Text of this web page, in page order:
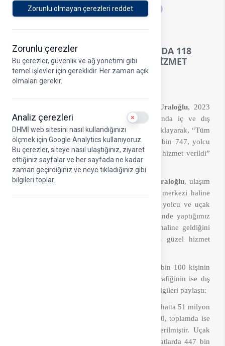
Zorunlu olmayan çerezleri reddet
Zorunlu çerezler
Bu çerezler, güvenlik ve ağ yönetimi gibi
temel işlevler için gereklidir. Her zaman açık
olmaları gerekir.
Analiz çerezleri Use setting
DHMİ web sitesini nasıl kullandığınızı
ölçmek için Google Analytics kullanıyoruz.
Bu çerezler, siteye nasıl ulaştığınız, ziyaret
ettiğiniz sayfalar ve her sayfada ne kadar
zaman geçirdiğiniz ve neye tıkladığınız gibi
bilgileri toplar.
A
ULAŞTIRMA VE ALTYAPI BAKANI
"HAVALİMANLARIMIZDA YEDİ AYDA 118
MİLYON 670 BİN 100 YOLCUYA HİZMET
VERİLDİ"
Ulaştırma ve Altyapı Bakanı Abdulkadir Uraloğlu, 2023
yılı ilk 7 aylık dilimde tüm havalimanlarında iç ve dış
hatlarda, uçak ve yolcu trafiğinin arttığını açıklayarak, “Tüm
hatlardaki uçak trafiği toplam 1 milyon 216 bin 747, yolcu
trafiğinde ise 118 milyon 670 bin 100 kişiye hizmet verildi”
dedi.
Ulaştırma ve Altyapı Bakanı Abdulkadir Uraloğlu, ulaşım
sektörüne yapılan yatırımların ülkeyi cazibe merkezi haline
getirdiğini belirterek, “Havalimanlarımızdaki yolcu ve uçak
trafiği her geçen gün artıyor. Ulaşım sektöründe yaptığımız
büyük yatırımlar, ülkemizin cazibe merkezi haline geldiğini
göstermektedir. Bu rakamlar milletimize en güzel hizmet
, toplamda 118 milyon 670 bin 100 kişinin
hava yolunu kullandığını, en yoğun yolcu trafiğinin ise dış
şu bilgileri paylaştı:
“2023 yılı 7 aylık (ocak-temmuz) dönemde iç hatta 51 milyon
820 bin 717, dış hatta 66 milyon 724 bin 160, toplamda ise
118 milyon 670 bin 100 yolcuya hizmet verilmiştir. Uçak
trafiğinde ise iç hatlarda 500 bin 886, dış hatlarda 447 bin